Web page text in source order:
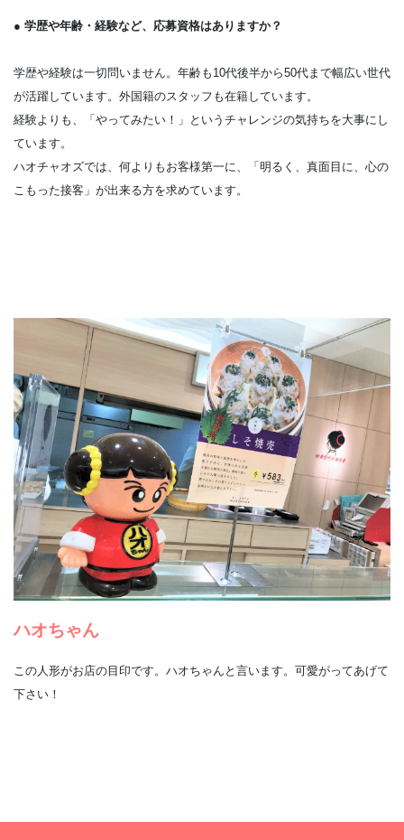
● 学歴や年齢・経験など、応募資格はありますか？
学歴や経験は一切問いません。年齢も10代後半から50代まで幅広い世代
が活躍しています。外国籍のスタッフも在籍しています。
経験よりも、「やってみたい！」というチャレンジの気持ちを大事にし
ています。
ハオチャオズでは、何よりもお客様第一に、「明るく、真面目に、心の
こもった接客」が出来る方を求めています。
ハオちゃん
この人形がお店の目印です。ハオちゃんと言います。可愛がってあげて
下さい！